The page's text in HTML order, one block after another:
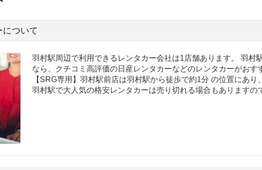
ついて
羽村駅周辺で利用できるレンタカー会社は1店舗あります。 羽村
なら、クチコミ高評価の日産レンタカーなどのレンタカーがおす
【SRG専用】羽村駅前店は羽村駅から徒歩で約1分 の位置にあり
羽村駅で大人気の格安レンタカーは売り切れる場合もありますの